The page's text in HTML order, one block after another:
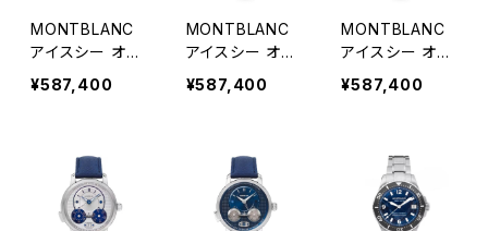
MONTBLANC
アイスシー オー
トマティック デ
イト ゼロ オキシ
¥587,400
MONTBLANC
アイスシー オー
トマティック デ
¥587,400
MONTBLANC
アイスシー オー
トマティック デ
¥587,400